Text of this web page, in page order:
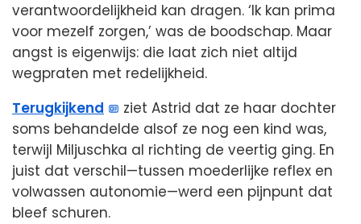
verantwoordelijkheid kan dragen. ‘Ik kan prima
voor mezelf zorgen,’ was de boodschap. Maar
angst is eigenwijs: die laat zich niet altijd
wegpraten met redelijkheid.
Terugkijkend
ziet Astrid dat ze haar dochter
soms behandelde alsof ze nog een kind was,
terwijl Miljuschka al richting de veertig ging. En
juist dat verschil—tussen moederlijke reflex en
volwassen autonomie—werd een pijnpunt dat
bleef schuren.